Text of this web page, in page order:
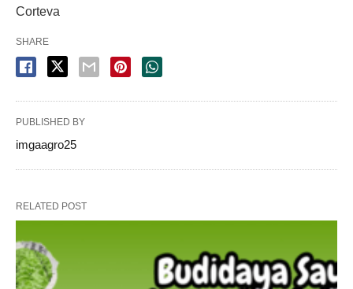
Corteva
SHARE
PUBLISHED BY
imgaagro25
RELATED POST